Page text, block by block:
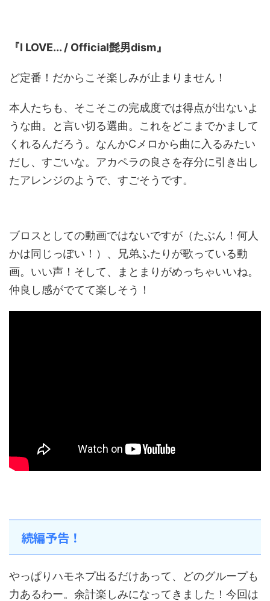
『I LOVE... / Official髭男dism』
ど定番！だからこそ楽しみが止まりません！
本人たちも、そこそこの完成度では得点が出ないよ
うな曲。と言い切る選曲。これをどこまでかまして
くれるんだろう。なんかCメロから曲に入るみたい
だし、すごいな。アカペラの良さを存分に引き出し
たアレンジのようで、すごそうです。
ブロスとしての動画ではないですが（たぶん！何人
かは同じっぽい！）、兄弟ふたりが歌っている動
画。いい声！そして、まとまりがめっちゃいいね。
仲良し感がでてて楽しそう！
続編予告！
やっぱりハモネプ出るだけあって、どのグループも
力あるわー。余計楽しみになってきました！今回は